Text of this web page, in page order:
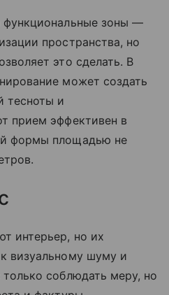
функциональные зоны —
пространства, но
это сделать. В
может создать
тесноты и
прием эффективен в
формы площадью не
интерьер, но их
визуальному шуму и
соблюдать меру, но